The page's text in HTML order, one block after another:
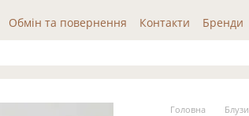
Обмін та повернення Контакти Бренди
оферта Відгуки про нас
Головна Блузи